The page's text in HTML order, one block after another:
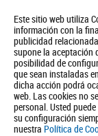
Este sitio web utiliza
información con la
publicidad
supone la aceptación
posibilidad de
que sean instaladas
dicha acción podrá
web. Las cookies no
personal. Usted
su configuración
nuestra Política de
About us Tourism